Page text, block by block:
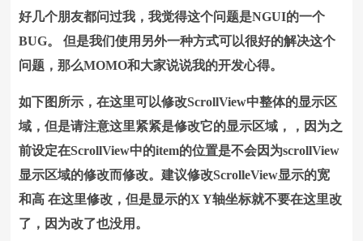
好几个朋友都问过我，我觉得这个问题是NGUI的一个
BUG。 但是我们使用另外一种方式可以很好的解决这个
问题，那么MOMO和大家说说我的开发心得。
如下图所示，在这里可以修改ScrollView中整体的显示区
域，但是请注意这里紧紧是修改它的显示区域，，因为之
前设定在ScrollView中的item的位置是不会因为scrollView
显示区域的修改而修改。建议修改ScrolleView显示的宽
和高 在这里修改，但是显示的X Y轴坐标就不要在这里改
了，因为改了也没用。